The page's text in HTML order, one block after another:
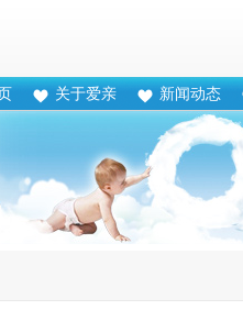
关于爱亲 新闻动态